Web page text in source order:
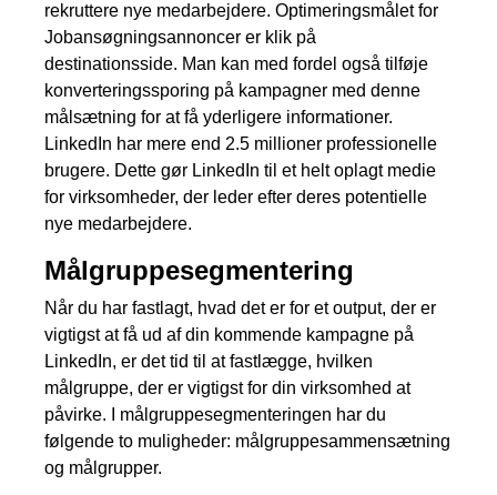
rekruttere nye medarbejdere. Optimeringsmålet for
Jobansøgningsannoncer er klik på
destinationsside. Man kan med fordel også tilføje
konverteringssporing på kampagner med denne
målsætning for at få yderligere informationer.
LinkedIn har mere end 2.5 millioner professionelle
brugere. Dette gør LinkedIn til et helt oplagt medie
for virksomheder, der leder efter deres potentielle
nye medarbejdere.
Målgruppesegmentering
Når du har fastlagt, hvad det er for et output, der er
vigtigst at få ud af din kommende kampagne på
LinkedIn, er det tid til at fastlægge, hvilken
målgruppe, der er vigtigst for din virksomhed at
påvirke. I målgruppesegmenteringen har du
følgende to muligheder: målgruppesammensætning
og målgrupper.